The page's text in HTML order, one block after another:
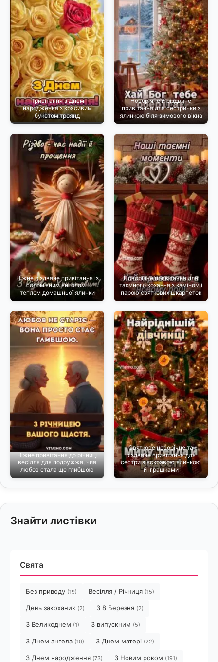
Привітання з Днем
народження з красивим
букетом троянд
Новорічне й різдвяне
привітання для сестрички з
ялинкою біля зимового вікна
Ніжне різдвяне привітання із
солом’яним янголом і
теплом домашньої ялинки
Новорічне привітання для
таємного кохання з каміном і
парою святкових шкарпеток
Ніжне привітання до річниці
весілля для подружжя, чия
любов стала ще глибшою
Святкове новорічне та
різдвяне привітання для
сестри з яскравою ялинкою
й іграшками
Знайти листівки
Свята
Без приводу (19) Весілля / Річниця (15)
День закоханих (2) З 8 Березня (2)
З Великоднем (1) З випускним (5)
З Днем ангела (10) З Днем матері (22)
З Днем народження (73) З Новим роком (191)